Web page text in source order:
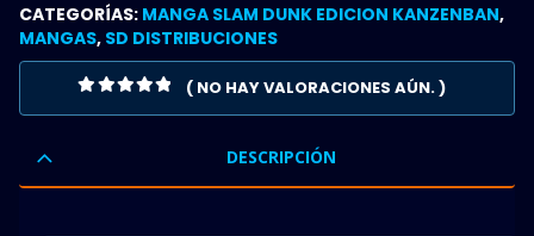
CATEGORÍAS: MANGA SLAM DUNK EDICION KANZENBAN,
MANGAS, SD DISTRIBUCIONES
( NO HAY VALORACIONES AÚN. )
DESCRIPCIÓN